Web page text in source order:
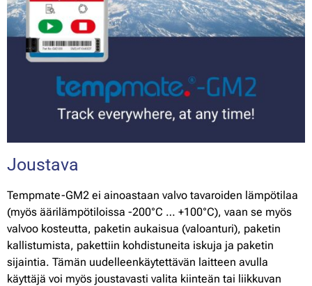
Joustava
Tempmate-GM2 ei ainoastaan valvo tavaroiden lämpötilaa
(myös äärilämpötiloissa -200°C … +100°C), vaan se myös
valvoo kosteutta, paketin aukaisua (valoanturi), paketin
kallistumista, pakettiin kohdistuneita iskuja ja paketin
sijaintia. Tämän uudelleenkäytettävän laitteen avulla
käyttäjä voi myös joustavasti valita kiinteän tai liikkuvan